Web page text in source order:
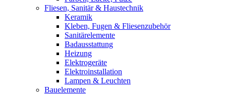
Fliesen, Sanitär & Haustechnik
Keramik
Kleben, Fugen & Fliesenzubehör
Sanitärelemente
Badausstattung
Heizung
Elektrogeräte
Elektroinstallation
Lampen & Leuchten
Bauelemente